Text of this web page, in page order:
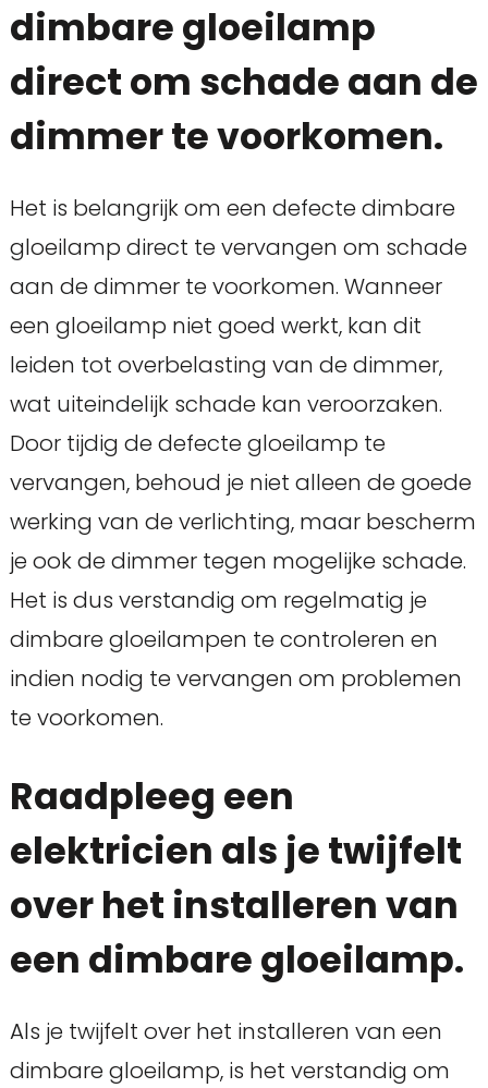
dimbare gloeilamp
direct om schade aan de
dimmer te voorkomen.
Het is belangrijk om een defecte dimbare
gloeilamp direct te vervangen om schade
aan de dimmer te voorkomen. Wanneer
een gloeilamp niet goed werkt, kan dit
leiden tot overbelasting van de dimmer,
wat uiteindelijk schade kan veroorzaken.
Door tijdig de defecte gloeilamp te
vervangen, behoud je niet alleen de goede
werking van de verlichting, maar bescherm
je ook de dimmer tegen mogelijke schade.
Het is dus verstandig om regelmatig je
dimbare gloeilampen te controleren en
indien nodig te vervangen om problemen
te voorkomen.
Raadpleeg een
elektricien als je twijfelt
over het installeren van
een dimbare gloeilamp.
Als je twijfelt over het installeren van een
dimbare gloeilamp, is het verstandig om